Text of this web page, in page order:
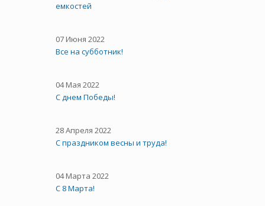
емкостей
07 Июня 2022
Все на субботник!
04 Мая 2022
С днем Победы!
28 Апреля 2022
С праздником весны и труда!
04 Марта 2022
С 8 Марта!